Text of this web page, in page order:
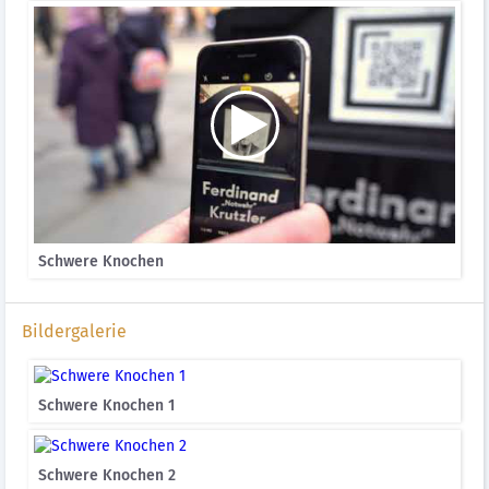
Schwere Knochen
Bildergalerie
Schwere Knochen 1
Schwere Knochen 2